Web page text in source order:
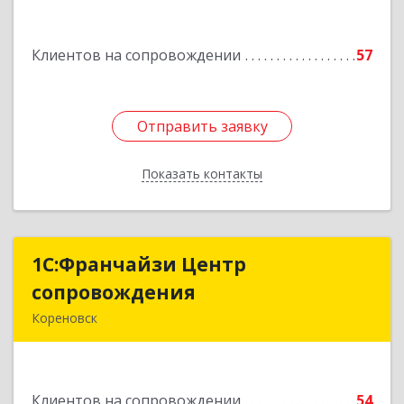
Клиентов на сопровождении 57
Отправить заявку
Показать контакты
Отправить заявку
Назад
1С:Франчайзи Центр
сопровождения
Кореновск
1С:Франчайзи Центр